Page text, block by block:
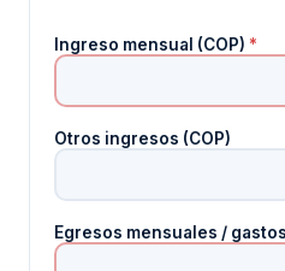
Ingreso mensual (COP) *
Otros ingresos (COP)
Egresos mensuales /